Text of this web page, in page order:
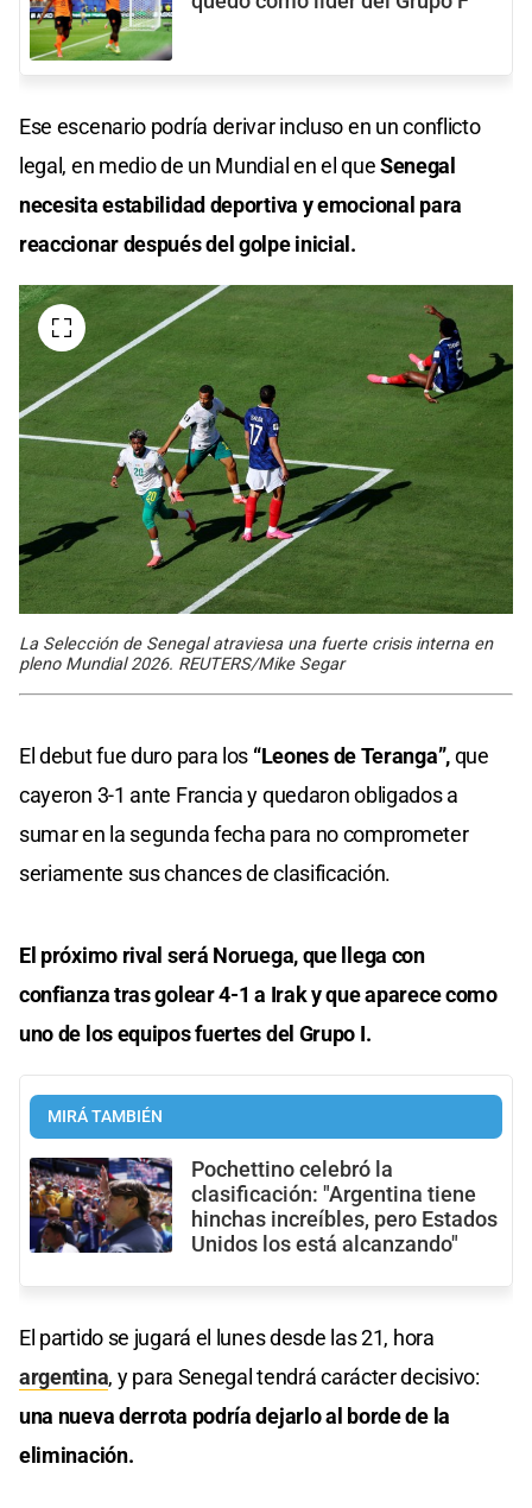
Ese escenario podría derivar incluso en un conflicto
legal, en medio de un Mundial en el queSenegal
necesita estabilidad deportiva y emocional para
reaccionar después del golpe inicial.
La Selección de Senegal atraviesa una fuerte crisis interna en
pleno Mundial 2026. REUTERS/Mike Segar
El debut fue duro para los “Leones de Teranga”,que
cayeron 3-1 ante Francia y quedaron obligados a
sumar en la segunda fecha para no comprometer
seriamente sus chances de clasificación.
El próximo rival será Noruega, que llega con
confianza tras golear 4-1 a Irak y que aparece como
uno de los equipos fuertes del Grupo I.
MIRÁ TAMBIÉN
Pochettino celebró la
clasificación: "Argentina tiene
hinchas increíbles, pero Estados
Unidos los está alcanzando"
El partido se jugará el lunes desde las 21, hora
argentina, y para Senegal tendrá carácter decisivo:
una nueva derrota podría dejarlo al borde de la
eliminación.